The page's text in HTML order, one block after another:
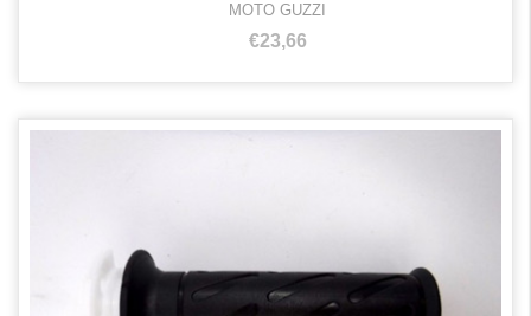
MOTO GUZZI
€23,66